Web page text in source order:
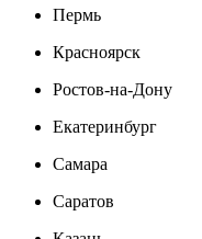
Пермь
Красноярск
Ростов-на-Дону
Екатеринбург
Самара
Саратов